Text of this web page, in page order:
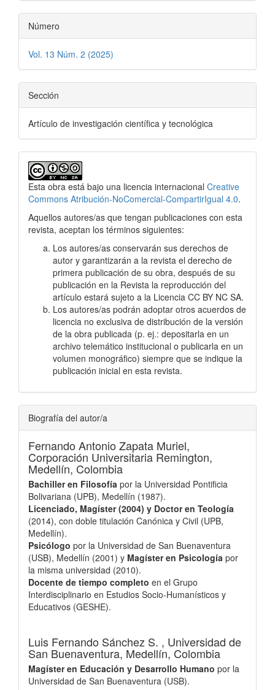
Número
Vol. 13 Núm. 2 (2025)
Sección
Artículo de investigación científica y tecnológica
Esta obra está bajo una licencia internacional Creative
Commons Atribución-NoComercial-CompartirIgual 4.0.
Aquellos autores/as que tengan publicaciones con esta
revista, aceptan los términos siguientes:
Los autores/as conservarán sus derechos de
autor y garantizarán a la revista el derecho de
primera publicación de su obra, después de su
publicación en la Revista la reproducción del
artículo estará sujeto a la Licencia CC BY NC SA.
Los autores/as podrán adoptar otros acuerdos de
licencia no exclusiva de distribución de la versión
de la obra publicada (p. ej.: depositarla en un
archivo telemático institucional o publicarla en un
volumen monográfico) siempre que se indique la
publicación inicial en esta revista.
Biografía del autor/a
Fernando Antonio Zapata Muriel,
Corporación Universitaria Remington,
Medellín, Colombia
Bachiller en Filosofía por la Universidad Pontificia
Bolivariana (UPB), Medellín (1987).
Licenciado, Magíster (2004) y Doctor en Teología
(2014), con doble titulación Canónica y Civil (UPB,
Medellín).
Psicólogo por la Universidad de San Buenaventura
(USB), Medellín (2001) y Magíster en Psicología por
la misma universidad (2010).
Docente de tiempo completo en el Grupo
Interdisciplinario en Estudios Socio-Humanísticos y
Educativos (GESHE).
Luis Fernando Sánchez S. , Universidad de
San Buenaventura, Medellín, Colombia
Magíster en Educación y Desarrollo Humano por la
Universidad de San Buenaventura (USB).